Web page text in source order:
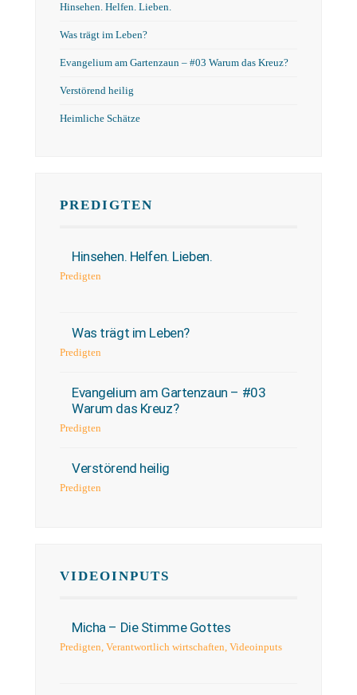
Hinsehen. Helfen. Lieben.
Was trägt im Leben?
Evangelium am Gartenzaun – #03 Warum das Kreuz?
Verstörend heilig
Heimliche Schätze
PREDIGTEN
Hinsehen. Helfen. Lieben.
Predigten
Was trägt im Leben?
Predigten
Evangelium am Gartenzaun – #03
Warum das Kreuz?
Predigten
Verstörend heilig
Predigten
VIDEOINPUTS
Micha – Die Stimme Gottes
Predigten, Verantwortlich wirtschaften, Videoinputs